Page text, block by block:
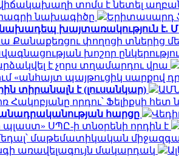
տոմս է նետել
նախագիծը
Երիտասարդ
խայտառակություն է.
Քանաքեռցու փողոցի տներից
խոշոր
է չորս տղամարդու վրա
պայթուցիկ սարքով
տիրանալն է (լուսանկար)
Հակոբյանը որդու՝ Ֆելիքսի
հարցը
պլաստ» ՍՊԸ-ի տնօրենի որդին է
մաթեմատիկական
առավելագույն մակարդակ